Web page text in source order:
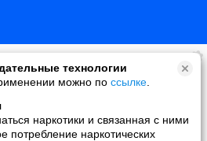
технологии
можно по ссылке
наркотики и связанная с ними
потребление наркотических